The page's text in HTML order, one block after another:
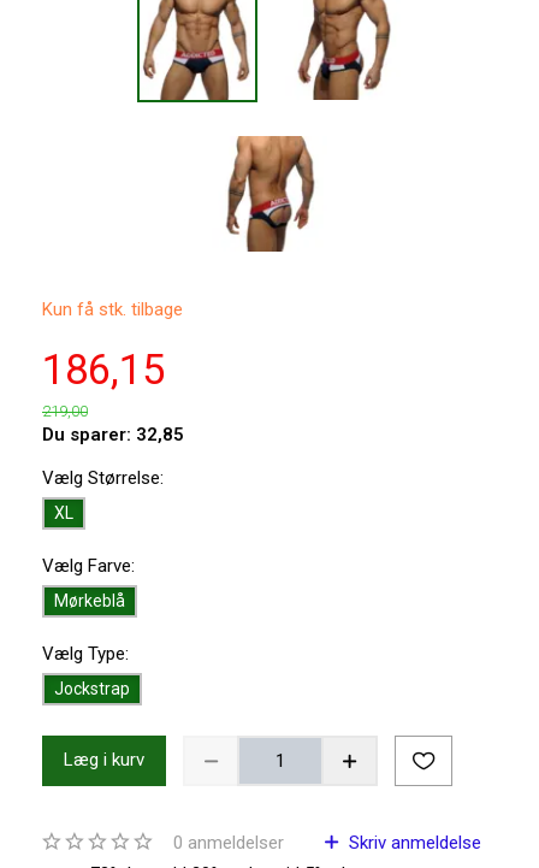
Kun få stk. tilbage
186,15
219,00
Du sparer: 32,85
Vælg Størrelse:
XL
Vælg Farve:
Mørkeblå
Vælg Type:
Jockstrap
Læg i kurv
0 anmeldelser
Skriv anmeldelse